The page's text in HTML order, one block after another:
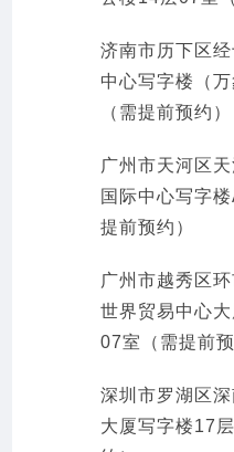
济南市历下区
中心写字楼（
（需提前预约）
广州市天河区
国际中心写字
提前预约）
广州市越秀区
世界贸易中心
07室（需提前预
深圳市罗湖区
大厦写字楼17